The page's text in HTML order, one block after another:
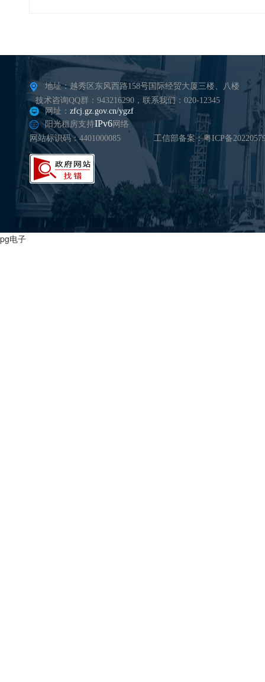
地址：越秀区东风西路158号国际经贸大厦三楼、八楼
技术咨询QQ群：943216290，联系我们：020-12345
网址： zfcj.gz.gov.cn/ygzf
阳光租房支持IPv6网络
网站标识码：4401000085
工信部备案：粤ICP备
pg电子